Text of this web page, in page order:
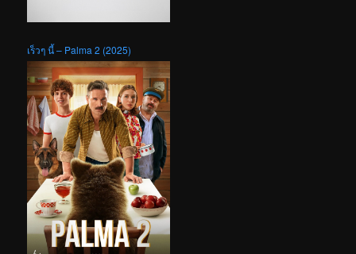
เร็วๆ นี้ – Palma 2 (2025)